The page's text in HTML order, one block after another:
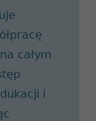
całym
i